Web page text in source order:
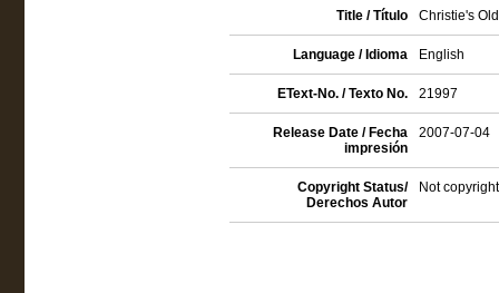
Title / Título Christie's
Language / Idioma English
EText-No. / Texto No. 21997
Release Date / Fecha
impresión
2007-07-04
Copyright Status/
Derechos Autor
Not